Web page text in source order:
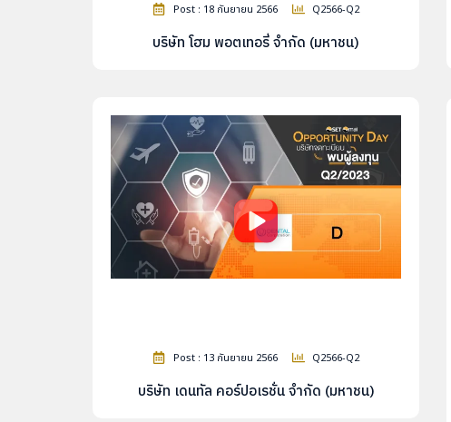
Post : 18 กันยายน 2566 Q2566-Q2
บริษัท โฮม พอตเทอรี่ จำกัด (มหาชน)
Post : 13 กันยายน 2566 Q2566-Q2
บริษัท เดนทัล คอร์ปอเรชั่น จำกัด (มหาชน)